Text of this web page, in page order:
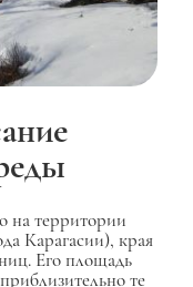
на территории
Карагасии), края
Его площадь
те